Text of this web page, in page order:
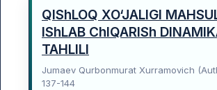
QIShLOQ XO‘JALIGI
IShLAB ChIQARISh
TAHLILI
Jumaev Qurbonmurat Xurramovich
137-144